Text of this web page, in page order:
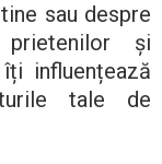
sau despre
și
influențează
tale de